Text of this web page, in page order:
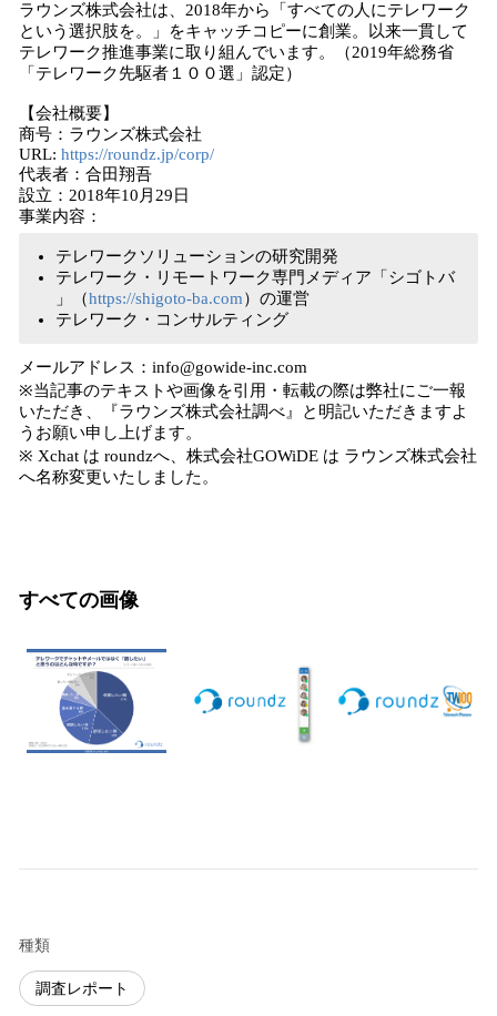
ラウンズ株式会社は、2018年から「すべての人にテレワーク
という選択肢を。」をキャッチコピーに創業。以来一貫して
テレワーク推進事業に取り組んでいます。（2019年総務省
「テレワーク先駆者１００選」認定）
【会社概要】
商号：ラウンズ株式会社
URL: https://roundz.jp/corp/
代表者：合田翔吾
設立：2018年10月29日
事業内容：
テレワークソリューションの研究開発
テレワーク・リモートワーク専門メディア「シゴトバ
」（https://shigoto-ba.com）の運営
テレワーク・コンサルティング
メールアドレス：info@gowide-inc.com
※当記事のテキストや画像を引用・転載の際は弊社にご一報
いただき、『ラウンズ株式会社調べ』と明記いただきますよ
うお願い申し上げます。
※ Xchat は roundzへ、株式会社GOWiDE は ラウンズ株式会社
へ名称変更いたしました。
すべての画像
種類
調査レポート